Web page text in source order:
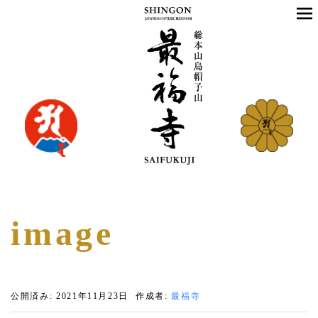
image
公開済み: 2021年11月23日 作成者:最福寺